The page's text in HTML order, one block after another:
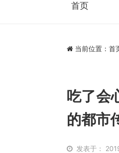
首页
当前位置： 首
吃了会
的都市
发表于：